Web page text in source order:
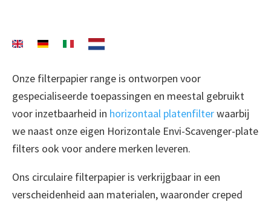
Onze filterpapier range is ontworpen voor
gespecialiseerde toepassingen en meestal gebruikt
voor inzetbaarheid in horizontaal platenfilterwaarbij
we naast onze eigen Horizontale Envi-Scavenger-plate
filters ook voor andere merken leveren.
Ons circulaire filterpapier is verkrijgbaar in een
verscheidenheid aan materialen, waaronder creped